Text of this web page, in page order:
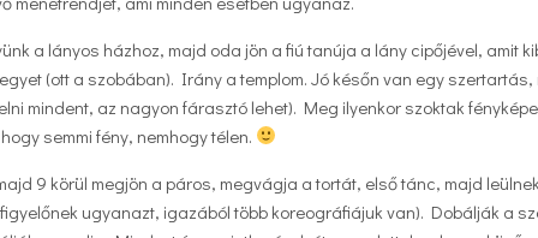
a lányos házhoz, majd oda jön a fiú tanúja a lány cipőjével, amit
(ott a szobában). Irány a templom. Jó későn van egy szertartás,
mindent, az nagyon fárasztó lehet). Meg ilyenkor szoktak
semmi fény, nemhogy télen.
9 körül megjön a páros, megvágja a tortát, első tánc, majd
ugyanazt, igazából több koreográfiájuk van). Dobálják a